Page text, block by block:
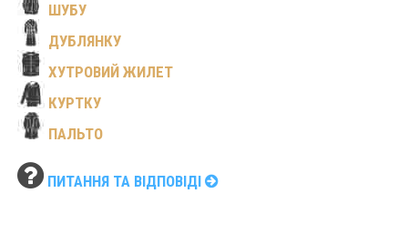
ШУБУ
ДУБЛЯНКУ
ХУТРОВИЙ ЖИЛЕТ
КУРТКУ
ПАЛЬТО
ПИТАННЯ ТА ВІДПОВІДІ